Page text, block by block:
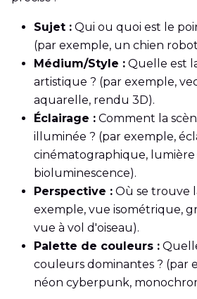
Sujet : Qui ou quoi est le
(par exemple, un chien
Médium/Style : Quelle est
artistique ? (par exemple,
aquarelle, rendu 3D).
Éclairage : Comment la
illuminée ? (par exemple,
cinématographique,
bioluminescence).
Perspective : Où se trouve
exemple, vue isométrique,
vue à vol d'oiseau).
Palette de couleurs :
couleurs dominantes ? (par
néon cyberpunk,